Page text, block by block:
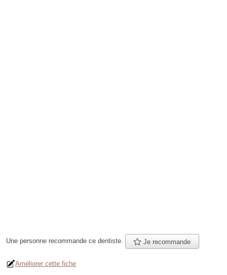
Une personne recommande ce dentiste. Je recommande
Améliorer cette fiche